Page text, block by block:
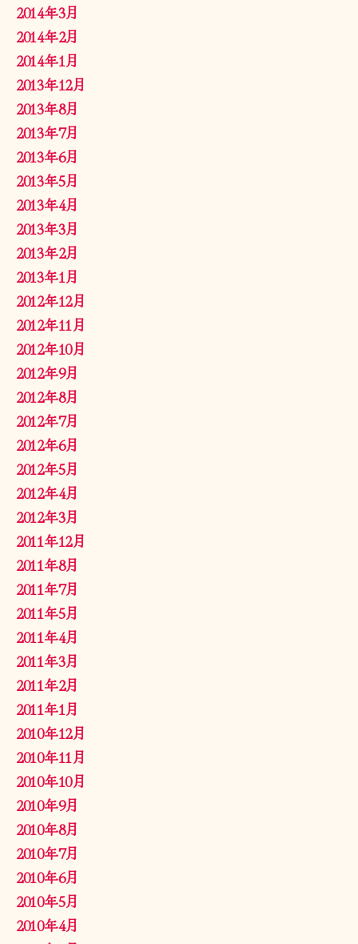
2014年3月
2014年2月
2014年1月
2013年12月
2013年8月
2013年7月
2013年6月
2013年5月
2013年4月
2013年3月
2013年2月
2013年1月
2012年12月
2012年11月
2012年10月
2012年9月
2012年8月
2012年7月
2012年6月
2012年5月
2012年4月
2012年3月
2011年12月
2011年8月
2011年7月
2011年5月
2011年4月
2011年3月
2011年2月
2011年1月
2010年12月
2010年11月
2010年10月
2010年9月
2010年8月
2010年7月
2010年6月
2010年5月
2010年4月